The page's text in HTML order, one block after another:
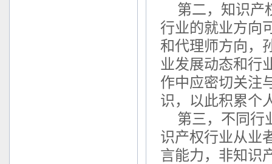
第二，知识产
行业的就业方向
和代理师方向，
业发展动态和行
作中应密切关注
识，以此积累个
第三，不同行
识产权行业从业
言能力，非知识